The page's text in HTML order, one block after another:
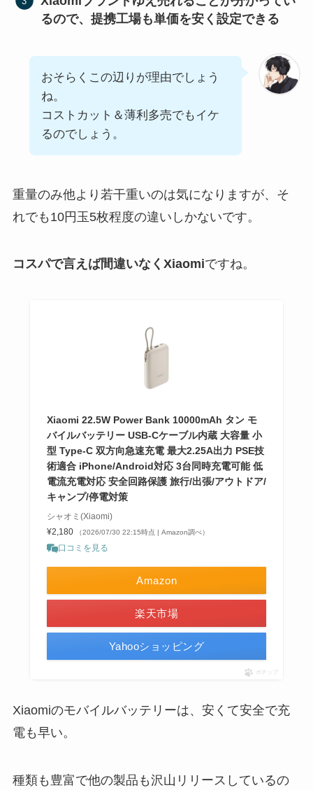
るので、提携工場も単価を安く設定できる
おそらくこの辺りが理由でしょう
ね。
コストカット＆薄利多売でもイケ
るのでしょう。
重量のみ他より若干重いのは気になりますが、そ
れでも10円玉5枚程度の違いしかないです。
コスパで言えば間違いなくXiaomiですね。
Xiaomi 22.5W Power Bank 10000mAh タン モ
バイルバッテリー USB-Cケーブル内蔵 大容量 小
型 Type-C 双方向急速充電 最大2.25A出力 PSE技
術適合 iPhone/Android対応 3台同時充電可能 低
電流充電対応 安全回路保護 旅行/出張/アウトドア/
キャンプ/停電対策
シャオミ(Xiaomi)
¥2,180
（2026/07/30 22:15時点 | Amazon調べ）
口コミを見る
Amazon
楽天市場
Yahooショッピング
ポチップ
Xiaomiのモバイルバッテリーは、安くて安全で充
電も早い。
種類も豊富で他の製品も沢山リリースしているの